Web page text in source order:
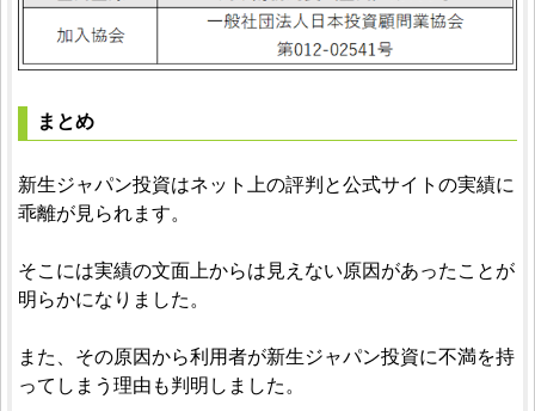
まとめ
新生ジャパン投資はネット上の評判と公式サイトの実績に
乖離が見られます。
そこには実績の文面上からは見えない原因があったことが
明らかになりました。
また、その原因から利用者が新生ジャパン投資に不満を持
ってしまう理由も判明しました。